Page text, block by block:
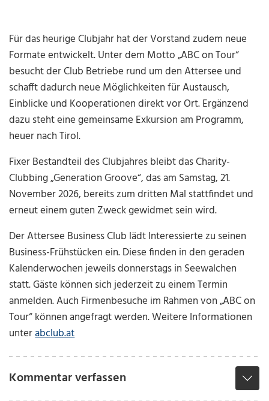
Für das heurige Clubjahr hat der Vorstand zudem neue
Formate entwickelt. Unter dem Motto „ABC on Tour“
besucht der Club Betriebe rund um den Attersee und
schafft dadurch neue Möglichkeiten für Austausch,
Einblicke und Kooperationen direkt vor Ort. Ergänzend
dazu steht eine gemeinsame Exkursion am Programm,
heuer nach Tirol.
Fixer Bestandteil des Clubjahres bleibt das Charity-
Clubbing „Generation Groove“, das am Samstag, 21.
November 2026, bereits zum dritten Mal stattfindet und
erneut einem guten Zweck gewidmet sein wird.
Der Attersee Business Club lädt Interessierte zu seinen
Business-Frühstücken ein. Diese finden in den geraden
Kalenderwochen jeweils donnerstags in Seewalchen
statt. Gäste können sich jederzeit zu einem Termin
anmelden. Auch Firmenbesuche im Rahmen von „ABC on
Tour“ können angefragt werden. Weitere Informationen
unterabclub.at
Kommentar verfassen